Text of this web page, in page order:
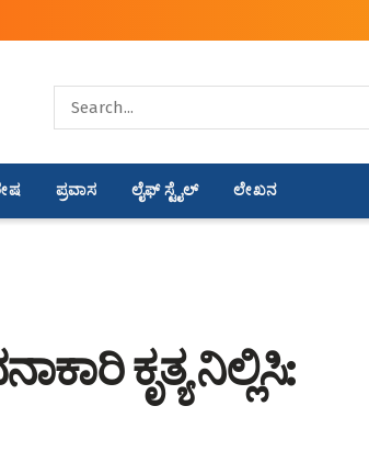
ಪ್ರವಾಸ ಲೈಫ್ ಸ್ಟೈಲ್ ಲೇಖನ
ಕೃತ್ಯ ನಿಲ್ಲಿಸಿ: